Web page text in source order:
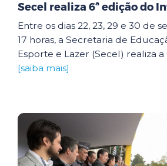
Secel realiza 6ª edição do
Entre os dias 22, 23, 29 e 30 de
17 horas, a Secretaria de
Esporte e Lazer (Secel) realiza a
[saiba mais]